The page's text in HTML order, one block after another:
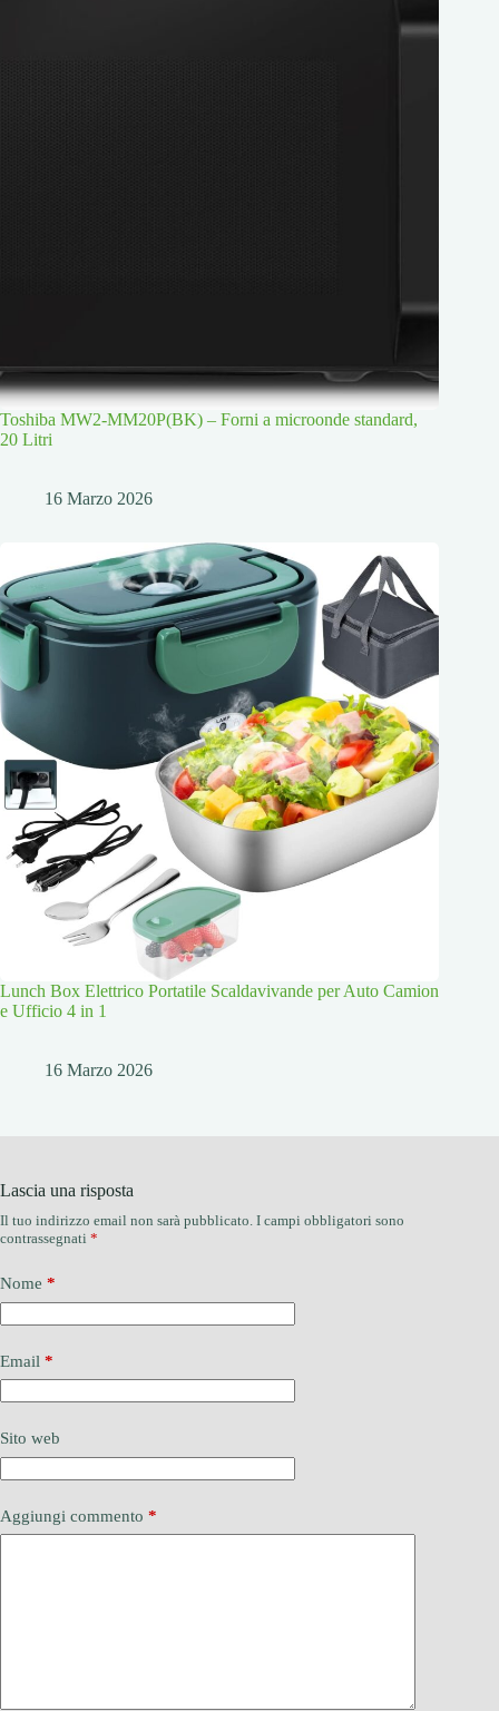
Toshiba MW2-MM20P(BK) – Forni a microonde standard,
20 Litri
16 Marzo 2026
Lunch Box Elettrico Portatile Scaldavivande per Auto Camion
e Ufficio 4 in 1
16 Marzo 2026
Lascia una risposta
Il tuo indirizzo email non sarà pubblicato. I campi obbligatori sono
contrassegnati *
Nome *
Email *
Sito web
Aggiungi commento *